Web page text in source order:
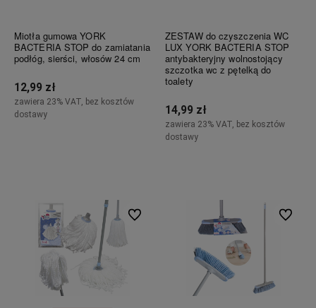
Miotła gumowa YORK
BACTERIA STOP do zamiatania
podłóg, sierści, włosów 24 cm
12,99 zł
zawiera 23% VAT, bez kosztów
dostawy
ZESTAW do czyszczenia WC
LUX YORK BACTERIA STOP
antybakteryjny wolnostojący
szczotka wc z pętelką do
toalety
14,99 zł
zawiera 23% VAT, bez kosztów
dostawy
Do ulubionych Do